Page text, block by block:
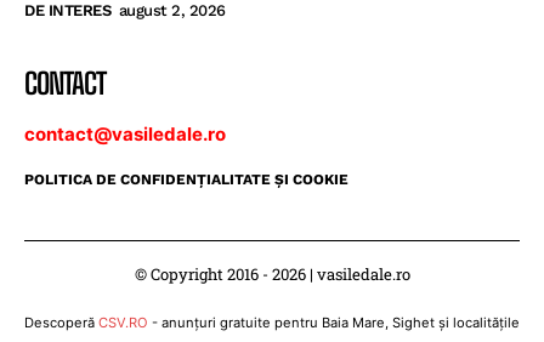
DE INTERES august 2, 2026
CONTACT
contact@vasiledale.ro
POLITICA DE CONFIDENŢIALITATE ŞI COOKIE
© Copyright 2016 - 2026 | vasiledale.ro
Descoperă CSV.RO - anunțuri gratuite pentru Baia Mare, Sighet și localitățile